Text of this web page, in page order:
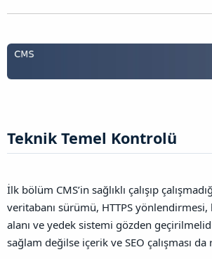
l
Teknik Temel Kontrolü​
İlk bölüm CMS’in sağlıklı çalışıp
veritabanı sürümü, HTTPS yönlendirmesi,
alanı ve yedek sistemi gözden
sağlam değilse içerik ve SEO çalışması da